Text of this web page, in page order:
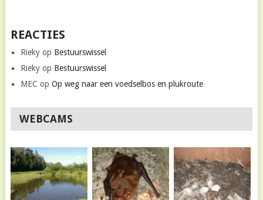
REACTIES
Riekyop Bestuurswissel
Riekyop Bestuurswissel
MEC op Op weg naar een voedselbos en plukroute
WEBCAMS